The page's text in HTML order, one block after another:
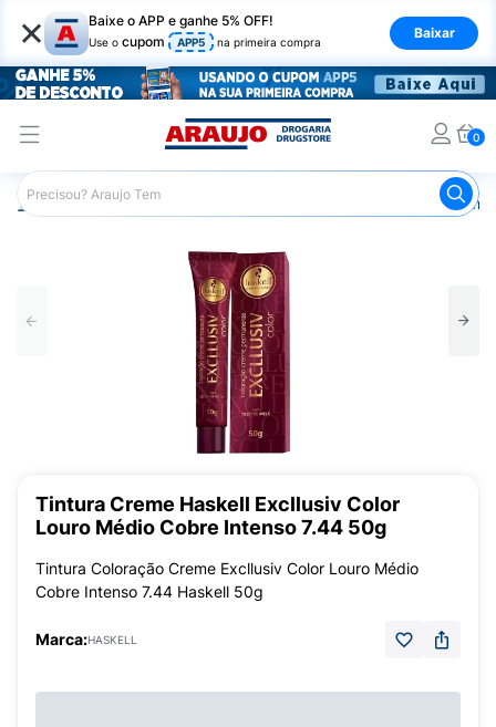
× Baixe o APP e ganhe 5% OFF!
Use o cupom APP5 na primeira compra
Baixar
0
Araujo Cabelo Coloração
Tintura Creme Haskell Excllusiv Color
Louro Médio Cobre Intenso 7.44 50g
Tintura Coloração Creme Excllusiv Color Louro Médio
Cobre Intenso 7.44 Haskell 50g
Marca:HASKELL